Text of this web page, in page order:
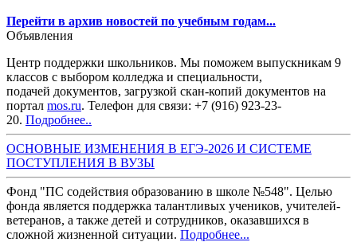
Перейти в архив новостей по учебным годам...
Объявления
Центр поддержки школьников. Мы поможем выпускникам 9
классов с выбором колледжа и специальности,
подачей документов, загрузкой скан-копий документов на
портал mos.ru. Телефон для связи: +7 (916) 923-23-
20. Подробнее..
ОСНОВНЫЕ ИЗМЕНЕНИЯ В ЕГЭ-2026 И СИСТЕМЕ
ПОСТУПЛЕНИЯ В ВУЗЫ
Фонд "ПС содействия образованию в школе №548". Целью
фонда является поддержка талантливых учеников, учителей-
ветеранов, а также детей и сотрудников, оказавшихся в
сложной жизненной ситуации. Подробнее...